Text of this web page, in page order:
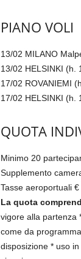
PIANO VOLI
13/02 MILANO
13/02 HELSINKI (h.
17/02 ROVANIEMI
17/02 HELSINKI (h.
QUOTA
Minimo 20
Supplemento
Tasse aeroportuali
La quota
vigore alla partenza
come da
disposizione * uso